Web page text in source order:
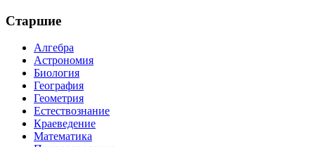
Старшие
Алгебра
Астрономия
Биология
География
Геометрия
Естествознание
Краеведение
Математика